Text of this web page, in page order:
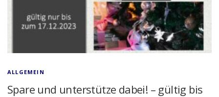
ALLGEMEIN
Spare und unterstütze dabei! – gültig bis